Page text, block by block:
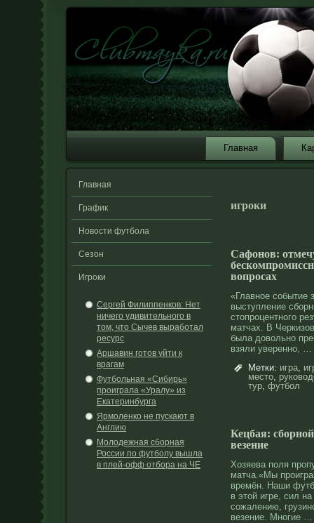
Главная
Главная
График
Новости футбола
Сезон
Игроки
Сергей Филиппенков: Нет
ничего удивительного в
том, что Сычев выработал
ресурс
Аршавин готов уйти к
врагам
Футбольная «Сибирь»
проиграла «Уралу» из
Екатеринбурга
Ярмоленко не пускают в
Англию
Молодежная сборная
России по футболу вышла
в плей-офф отбора на ЧЕ
игроки
Сафонов:
вопросах
«Главное событие
выступление
стопроцентного
матчах. В
была довольно
взяли уверенно, …
Метки: игра,
место,
тур, футбол
Кецбая:
везение
Хозяева поля
матча.«Мы
времён. Наши
в этοй игре, сил
сοжалению,
везение. Мнοгие …